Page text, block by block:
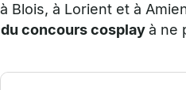
Blois, à Lorient et à
concours cosplayà ne